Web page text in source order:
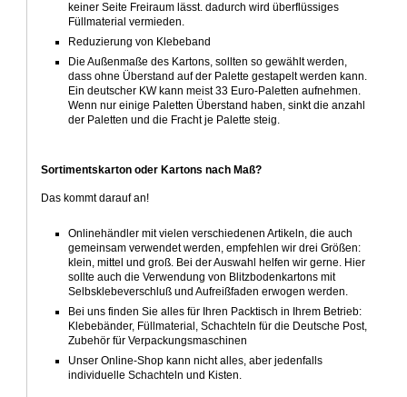
keiner Seite Freiraum lässt. dadurch wird überflüssiges
Füllmaterial vermieden.
Reduzierung von Klebeband
Die Außenmaße des Kartons, sollten so gewählt werden,
dass ohne Überstand auf der Palette gestapelt werden kann.
Ein deutscher KW kann meist 33 Euro-Paletten aufnehmen.
Wenn nur einige Paletten Überstand haben, sinkt die anzahl
der Paletten und die Fracht je Palette steig.
Sortimentskarton oder Kartons nach Maß?
Das kommt darauf an!
Onlinehändler mit vielen verschiedenen Artikeln, die auch
gemeinsam verwendet werden, empfehlen wir drei Größen:
klein, mittel und groß. Bei der Auswahl helfen wir gerne. Hier
sollte auch die Verwendung von Blitzbodenkartons mit
Selbsklebeverschluß und Aufreißfaden erwogen werden.
Bei uns finden Sie alles für Ihren Packtisch in Ihrem Betrieb:
Klebebänder, Füllmaterial, Schachteln für die Deutsche Post,
Zubehör für Verpackungsmaschinen
Unser Online-Shop kann nicht alles, aber jedenfalls
individuelle Schachteln und Kisten.